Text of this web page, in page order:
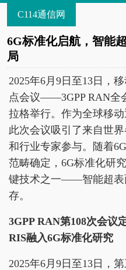
C114通信网
6G标准化启航，智能
局
2025年6月9日至13日，
点会议——3GPP RAN全
拉格举行。作为全球移
此次会议吸引了来自世
和行业专家参与。随着
范畴确定，6G标准化研
键技术之一——智能超表
存。
3GPP RAN第108次会议
RIS融入6G标准化研究
2025年6月9日至13日，